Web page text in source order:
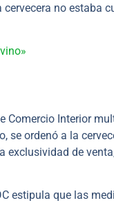
no estaba
Comercio Interior
se ordenó a la
exclusividad de
estipula que las